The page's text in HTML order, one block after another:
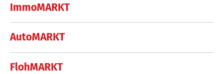
ImmoMARKT
AutoMARKT
FlohMARKT